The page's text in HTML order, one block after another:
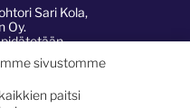
Sari Kola,
Oy.
Studios.
sivustomme
paitsi